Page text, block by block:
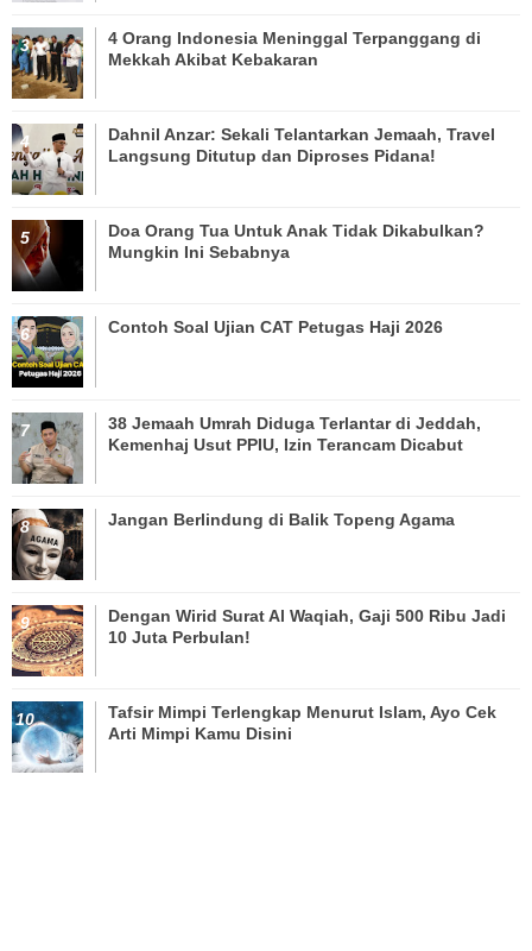
4 Orang Indonesia Meninggal Terpanggang di
Mekkah Akibat Kebakaran
Dahnil Anzar: Sekali Telantarkan Jemaah, Travel
Langsung Ditutup dan Diproses Pidana!
Doa Orang Tua Untuk Anak Tidak Dikabulkan?
Mungkin Ini Sebabnya
Contoh Soal Ujian CAT Petugas Haji 2026
38 Jemaah Umrah Diduga Terlantar di Jeddah,
Kemenhaj Usut PPIU, Izin Terancam Dicabut
Jangan Berlindung di Balik Topeng Agama
Dengan Wirid Surat Al Waqiah, Gaji 500 Ribu Jadi
10 Juta Perbulan!
Tafsir Mimpi Terlengkap Menurut Islam, Ayo Cek
Arti Mimpi Kamu Disini